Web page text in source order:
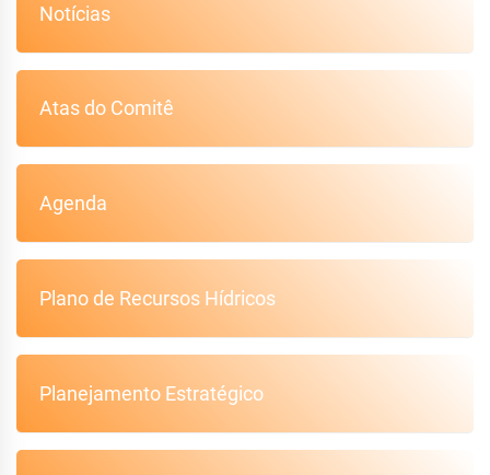
Notícias
Atas do Comitê
Agenda
Plano de Recursos Hídricos
Planejamento Estratégico